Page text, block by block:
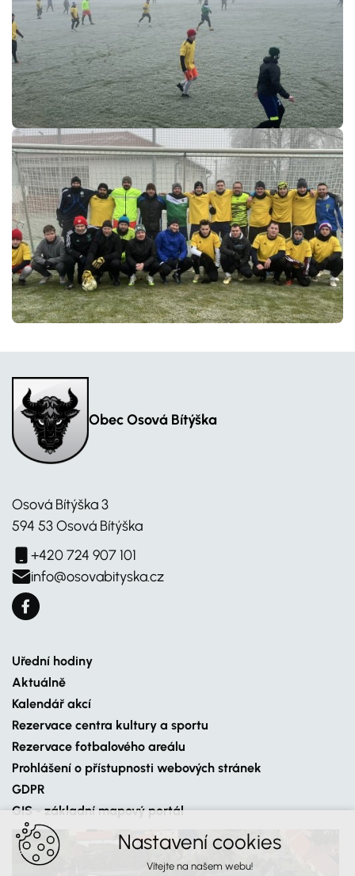
Obec Osová Bítýška
Osová Bítýška 3
594 53 Osová Bítýška
+420 724 907 101
info@osovabityska.cz
Uřední hodiny
Aktuálně
Kalendář akcí
Rezervace centra kultury a sportu
Rezervace fotbalového areálu
Prohlášení o přístupnosti webových stránek
GDPR
GIS - základní mapový portál
Nastavení cookies
Vítejte na našem webu!